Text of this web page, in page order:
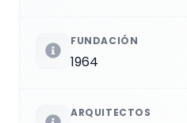
FUNDACIÓN
1964
ARQUITECTOS